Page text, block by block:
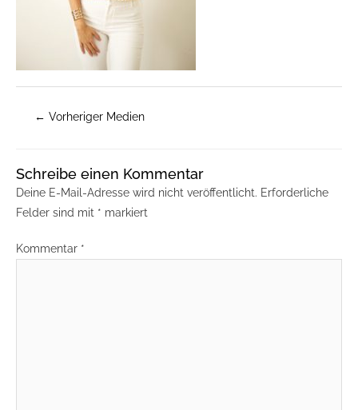
← Vorheriger Medien
Schreibe einen Kommentar
Deine E-Mail-Adresse wird nicht veröffentlicht. Erforderliche
Felder sind mit * markiert
Kommentar *